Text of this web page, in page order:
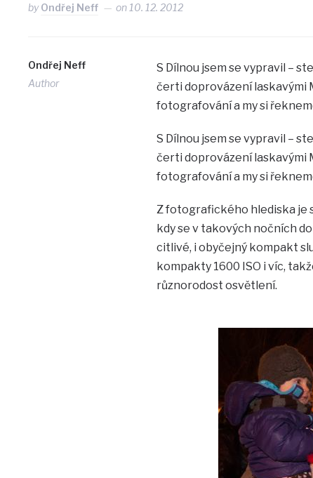
byOndřej Neff on 10. 12. 2012
Ondřej Neff
Author
S Dílnou jsem se vypravil –
čerti doprovázení laskavými
fotografování a my si
S Dílnou jsem se vypravil –
čerti doprovázení laskavými
fotografování a my si
Z fotografického hlediska je
kdy se v takových nočních
citlivé, i obyčejný kompakt
kompakty 1600 ISO i víc,
různorodost osvětlení.